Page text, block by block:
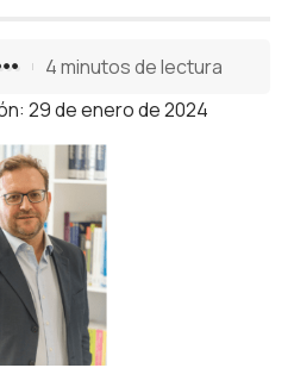
29 de enero de 2024
4 minutos de lectura